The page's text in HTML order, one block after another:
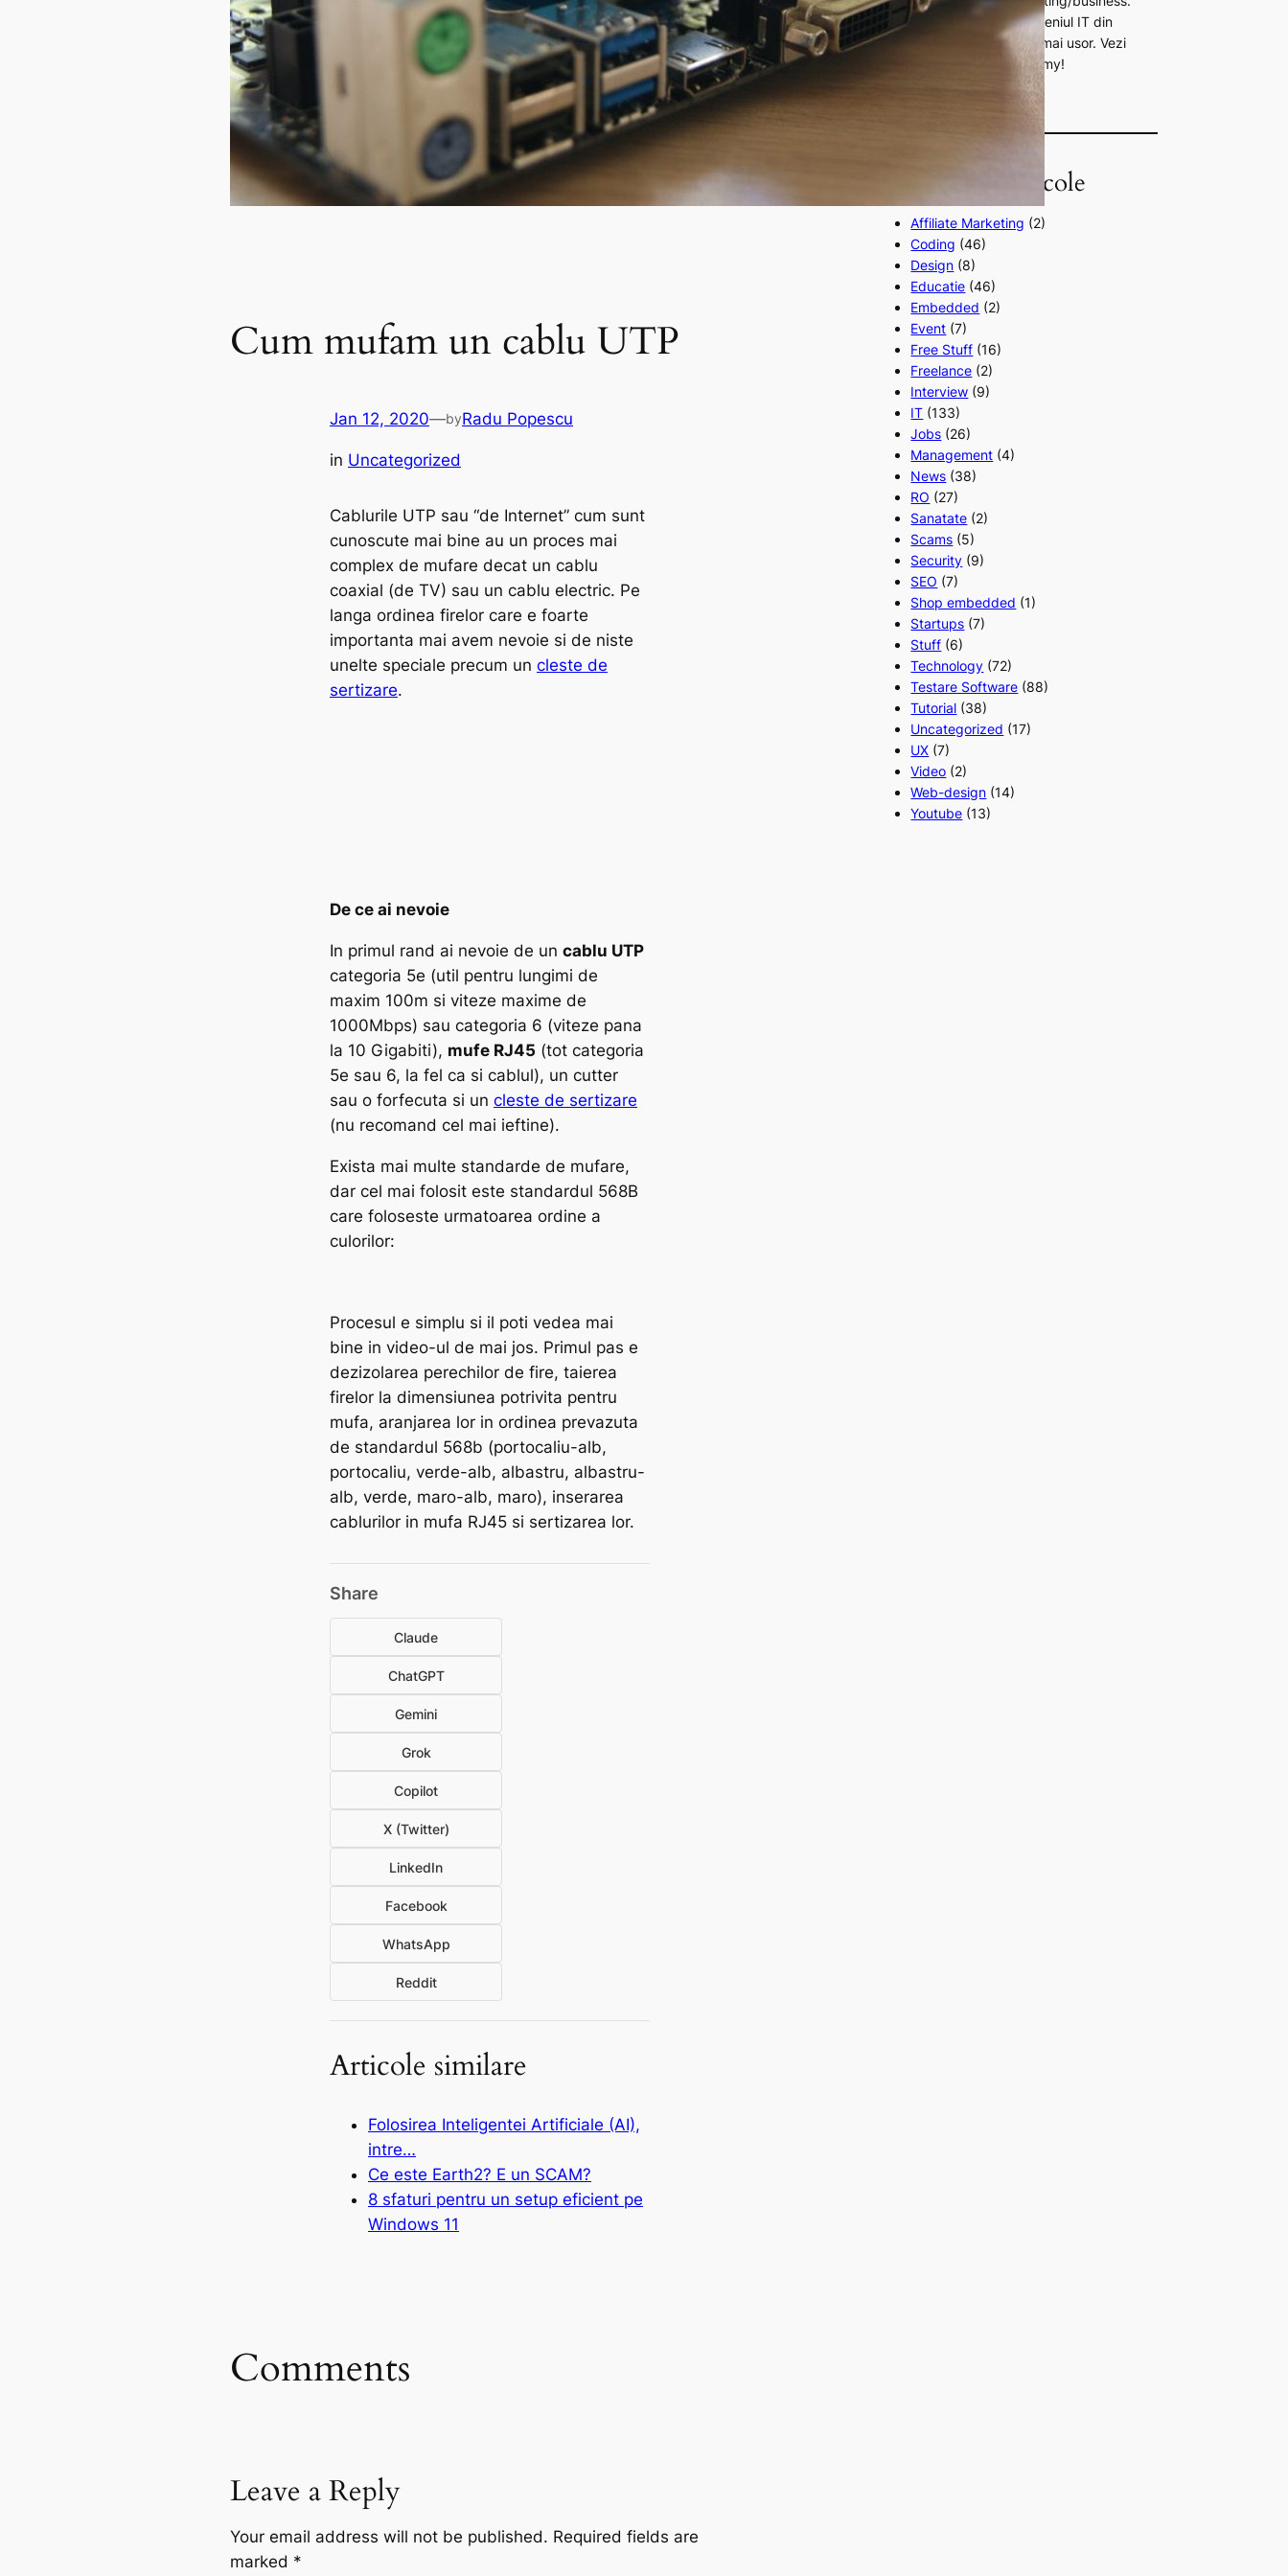
Cum mufam un cablu UTP
Jan 12, 2020—byRadu Popescu
in Uncategorized
Cablurile UTP sau “de Internet” cum sunt
cunoscute mai bine au un proces mai
complex de mufare decat un cablu
coaxial (de TV) sau un cablu electric. Pe
langa ordinea firelor care e foarte
importanta mai avem nevoie si de niste
unelte speciale precum un cleste de
sertizare.
De ce ai nevoie
In primul rand ai nevoie de un cablu UTP
categoria 5e (util pentru lungimi de
maxim 100m si viteze maxime de
1000Mbps) sau categoria 6 (viteze pana
la 10 Gigabiti), mufe RJ45 (tot categoria
5e sau 6, la fel ca si cablul), un cutter
sau o forfecuta si un cleste de sertizare
(nu recomand cel mai ieftine).
Exista mai multe standarde de mufare,
dar cel mai folosit este standardul 568B
care foloseste urmatoarea ordine a
culorilor:
Procesul e simplu si il poti vedea mai
bine in video-ul de mai jos. Primul pas e
dezizolarea perechilor de fire, taierea
firelor la dimensiunea potrivita pentru
mufa, aranjarea lor in ordinea prevazuta
de standardul 568b (portocaliu-alb,
portocaliu, verde-alb, albastru, albastru-
alb, verde, maro-alb, maro), inserarea
cablurilor in mufa RJ45 si sertizarea lor.
Share
Claude
ChatGPT
Gemini
Grok
Copilot
X (Twitter)
LinkedIn
Facebook
WhatsApp
Reddit
Articole similare
Folosirea Inteligentei Artificiale (AI),
intre…
Ce este Earth2? E un SCAM?
8 sfaturi pentru un setup eficient pe
Windows 11
Comments
Leave a Reply
Your email address will not be published. Required fields are
marked *
Ajut tinerii sa inteleaga domeniul IT din
Romania si sa se angajeze mai usor. Vezi
si cursurile mele de pe Udemy!
Categorii de articole
Affiliate Marketing (2)
Coding (46)
Design (8)
Educatie (46)
Embedded (2)
Event (7)
Free Stuff (16)
Freelance (2)
Interview (9)
IT (133)
Jobs (26)
Management (4)
News (38)
RO (27)
Sanatate (2)
Scams (5)
Security (9)
SEO (7)
Shop embedded (1)
Startups (7)
Stuff (6)
Technology (72)
Testare Software (88)
Tutorial (38)
Uncategorized (17)
UX (7)
Video (2)
Web-design (14)
Youtube (13)